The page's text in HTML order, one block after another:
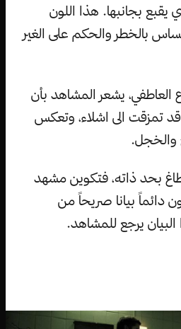
يقبع بجانبها. هذا اللون
بالخطر والحكم على الغير
العاطفي، يشعر المشاهد بأن
تمزقت الى اشلاء، وتعكس
والخجل.
بحد ذاته، فتكوين مشهد
دائماً بيانا صريحاً من
يرجع للمشاهد.